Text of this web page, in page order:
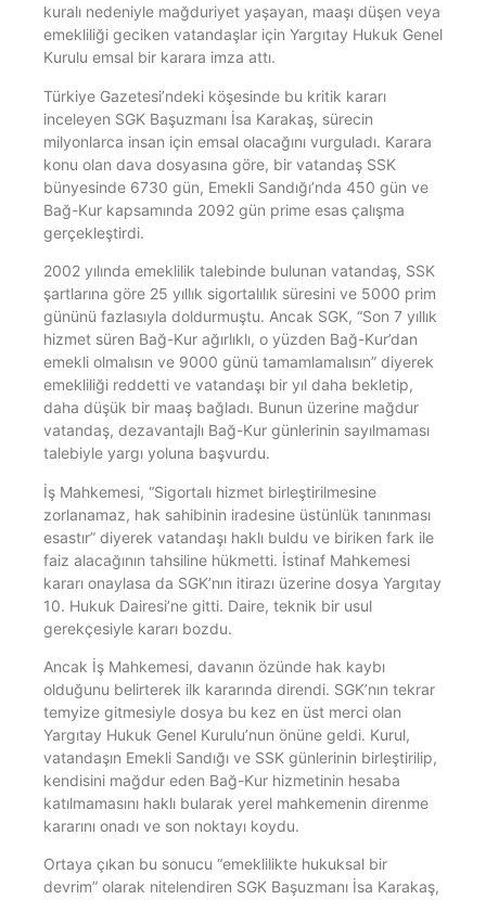
kuralı nedeniyle mağduriyet yaşayan, maaşı düşen veya
emekliliği geciken vatandaşlar için Yargıtay Hukuk Genel
Kurulu emsal bir karara imza attı.
Türkiye Gazetesi’ndeki köşesinde bu kritik kararı
inceleyen SGK Başuzmanı İsa Karakaş, sürecin
milyonlarca insan için emsal olacağını vurguladı. Karara
konu olan dava dosyasına göre, bir vatandaş SSK
bünyesinde 6730 gün, Emekli Sandığı’nda 450 gün ve
Bağ-Kur kapsamında 2092 gün prime esas çalışma
gerçekleştirdi.
2002 yılında emeklilik talebinde bulunan vatandaş, SSK
şartlarına göre 25 yıllık sigortalılık süresini ve 5000 prim
gününü fazlasıyla doldurmuştu. Ancak SGK, “Son 7 yıllık
hizmet süren Bağ-Kur ağırlıklı, o yüzden Bağ-Kur’dan
emekli olmalısın ve 9000 günü tamamlamalısın” diyerek
emekliliği reddetti ve vatandaşı bir yıl daha bekletip,
daha düşük bir maaş bağladı. Bunun üzerine mağdur
vatandaş, dezavantajlı Bağ-Kur günlerinin sayılmaması
talebiyle yargı yoluna başvurdu.
İş Mahkemesi, “Sigortalı hizmet birleştirilmesine
zorlanamaz, hak sahibinin iradesine üstünlük tanınması
esastır” diyerek vatandaşı haklı buldu ve biriken fark ile
faiz alacağının tahsiline hükmetti. İstinaf Mahkemesi
kararı onaylasa da SGK’nın itirazı üzerine dosya Yargıtay
10. Hukuk Dairesi’ne gitti. Daire, teknik bir usul
gerekçesiyle kararı bozdu.
Ancak İş Mahkemesi, davanın özünde hak kaybı
olduğunu belirterek ilk kararında direndi. SGK’nın tekrar
temyize gitmesiyle dosya bu kez en üst merci olan
Yargıtay Hukuk Genel Kurulu’nun önüne geldi. Kurul,
vatandaşın Emekli Sandığı ve SSK günlerinin birleştirilip,
kendisini mağdur eden Bağ-Kur hizmetinin hesaba
katılmamasını haklı bularak yerel mahkemenin direnme
kararını onadı ve son noktayı koydu.
Ortaya çıkan bu sonucu “emeklilikte hukuksal bir
devrim” olarak nitelendiren SGK Başuzmanı İsa Karakaş,